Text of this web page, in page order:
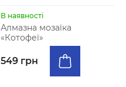
В наявності
Алмазна мозаїка
«Котофеї»
549 грн